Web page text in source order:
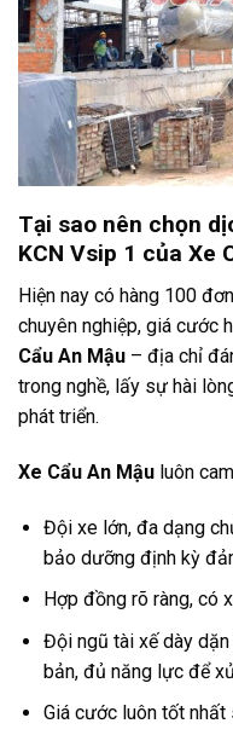
Tại sao nên chọn
KCN Vsip 1 của Xe
Hiện nay có hàng 100
chuyên nghiệp, giá cước
Cẩu An Mậu – địa chỉ
trong nghề, lấy sự hài
phát triển.
Xe Cẩu An Mậu luôn
Đội xe lớn, đa dạng
bảo dưỡng định kỳ
Hợp đồng rõ ràng, có
Đội ngũ tài xế dày
bản, đủ năng lực để
Giá cước luôn tốt